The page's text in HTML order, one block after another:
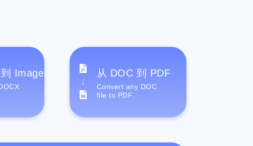
Image 从 DOC 到 PDF
Convert any DOC
file to PDF